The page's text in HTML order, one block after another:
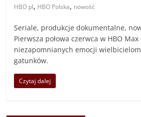
HBO pl, HBO Polska, nowość
Seriale, produkcje dokumentalne,
Pierwsza połowa czerwca w HBO
niezapomnianych emocji
gatunków.
Czytaj dalej